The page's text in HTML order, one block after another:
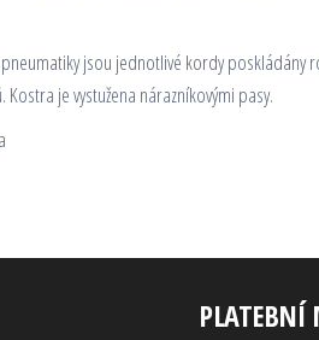
jsou jednotlivé kordy poskládány
je vystužena nárazníkovými pasy.
PLATEBNÍ